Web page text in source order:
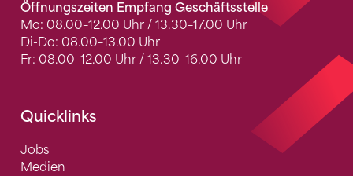
Öffnungszeiten Empfang Geschäftsstelle
Mo: 08.00–12.00 Uhr / 13.30–17.00 Uhr
Di-Do: 08.00–13.00 Uhr
Fr: 08.00–12.00 Uhr / 13.30–16.00 Uhr
Quicklinks
Jobs
Medien